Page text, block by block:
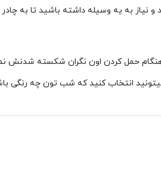
به یه وسیله داشته باشید تا به
هنگام حمل کردن اون نگران شکسته شدنش
انتخاب کنید که شب تون چه رنگی